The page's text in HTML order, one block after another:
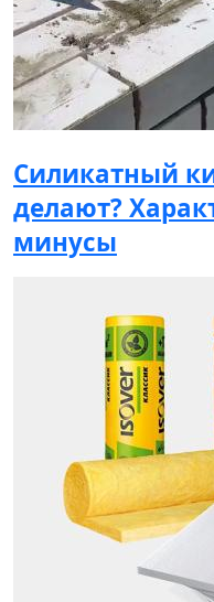
Силикатный
делают?
минусы